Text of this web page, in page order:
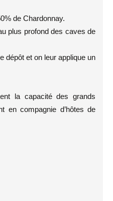
de Chardonnay.
plus profond des caves de
dépôt et on leur applique un
la capacité des grands
en compagnie d’hôtes de